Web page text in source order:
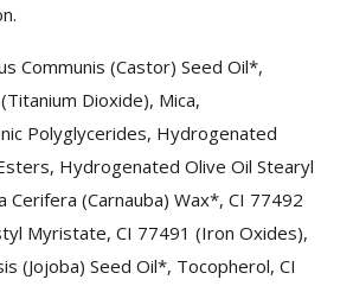
Communis (Castor) Seed Oil*,
Dioxide), Mica,
Polyglycerides, Hydrogenated
Hydrogenated Olive Oil Stearyl
Cerifera (Carnauba) Wax*, CI 77492
Myristate, CI 77491 (Iron Oxides),
(Jojoba) Seed Oil*, Tocopherol, CI